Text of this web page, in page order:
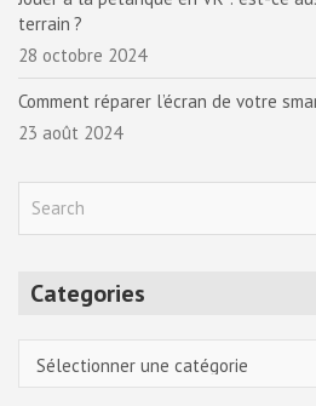
terrain ?
28 octobre 2024
Comment réparer l’écran de votre
23 août 2024
Categories